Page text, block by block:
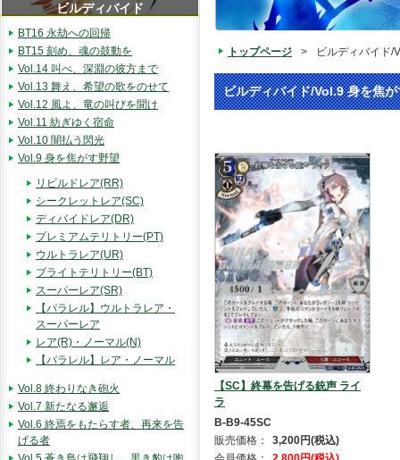
トップページ > ビルディバイド/
ビルディバイド/Vol.9 身を焦
【SC】終幕を告げる銃声 ライ
ラ
B-B9-45SC
販売価格：
3,200円(税込)
ビルディバイド
BT16 永劫への回帰
BT15 刻め、魂の鼓動を
Vol.14 叫べ、深淵の彼方まで
Vol.13 舞え、希望の歌をのせて
Vol.12 風よ、竜の叫びを聞け
Vol.11 紡ぎゆく宿命
Vol.10 闇払う閃光
Vol.9 身を焦がす野望
リビルドレア(RR)
シークレットレア(SC)
ディバイドレア(DR)
プレミアムテリトリー(PT)
ウルトラレア(UR)
ブライトテリトリー(BT)
スーパーレア(SR)
【パラレル】ウルトラレア・
スーパーレア
レア(R)・ノーマル(N)
【パラレル】レア・ノーマル
Vol.8 終わりなき砲火
Vol.7 新たなる邂逅
Vol.6 終焉をもたらす者、再来を告
げる者